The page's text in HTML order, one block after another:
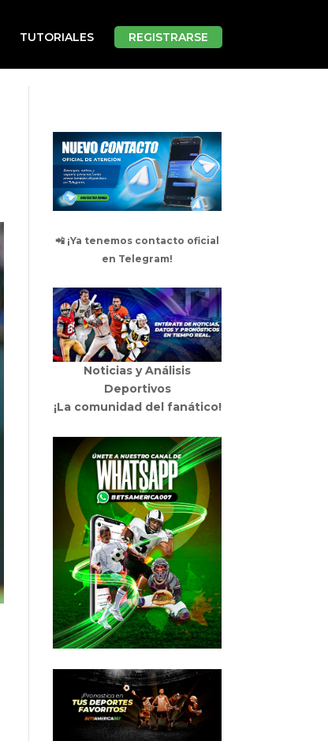
TUTORIALES REGISTRARSE
📲 ¡Ya tenemos contacto oficial
en Telegram!
Noticias y Análisis
Deportivos
¡La comunidad del fanático!